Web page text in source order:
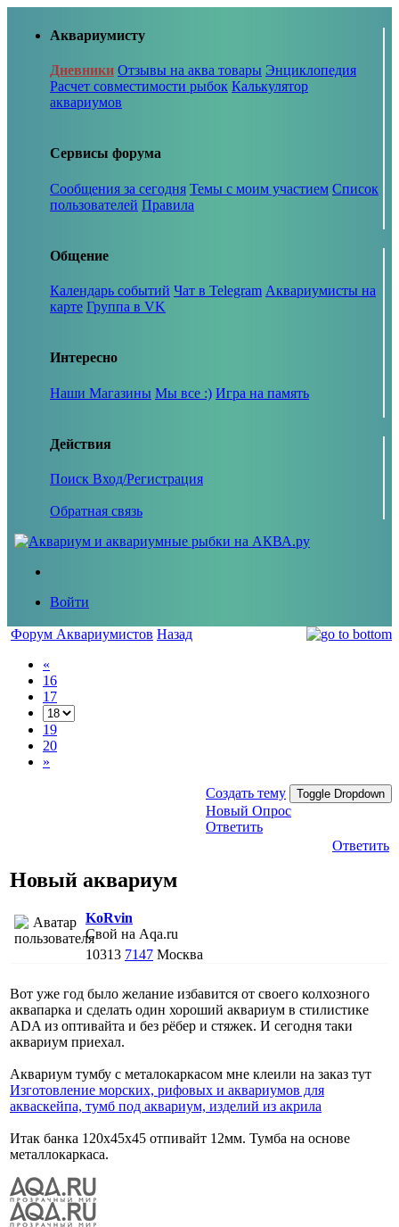
Аквариумисту
Дневники Отзывы на аква товары Энциклопедия
Расчет совместимости рыбок Калькулятор
аквариумов
Сервисы форума
Сообщения за сегодня Темы с моим участием Список
пользователей Правила
Общение
Календарь событий Чат в Telegram Аквариумисты на
карте Группа в VK
Интересно
Наши Магазины Мы все :) Игра на память
Действия
Поиск Вход/Регистрация
Обратная связь
Войти
Форум Аквариумистов Назад
«
16
17
19
20
»
Создать тему Toggle Dropdown
Новый Опрос
Ответить
Ответить
Новый аквариум
KoRvin
Свой на Aqa.ru
10313 7147 Москва
Вот уже год было желание избавится от своего колхозного
аквапарка и сделать один хороший аквариум в стилистике
ADA из оптивайта и без рёбер и стяжек. И сегодня таки
аквариум приехал.
Аквариум тумбу с металокаркасом мне клеили на заказ тут
Изготовление морских, рифовых и аквариумов для
акваскейпа, тумб под аквариум, изделий из акрила
Итак банка 120х45х45 отпивайт 12мм. Тумба на основе
металлокаркаса.